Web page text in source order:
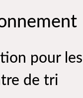
pour
de tri